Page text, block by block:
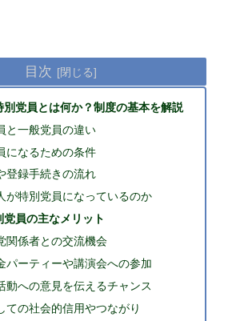
目次
別党員とは何か？制度の基本を解説
と一般党員の違い
になるための条件
登録手続きの流れ
が特別党員になっているのか
党員の主なメリット
関係者との交流機会
パーティーや講演会への参加
動への意見を伝えるチャンス
ての社会的信用やつながり